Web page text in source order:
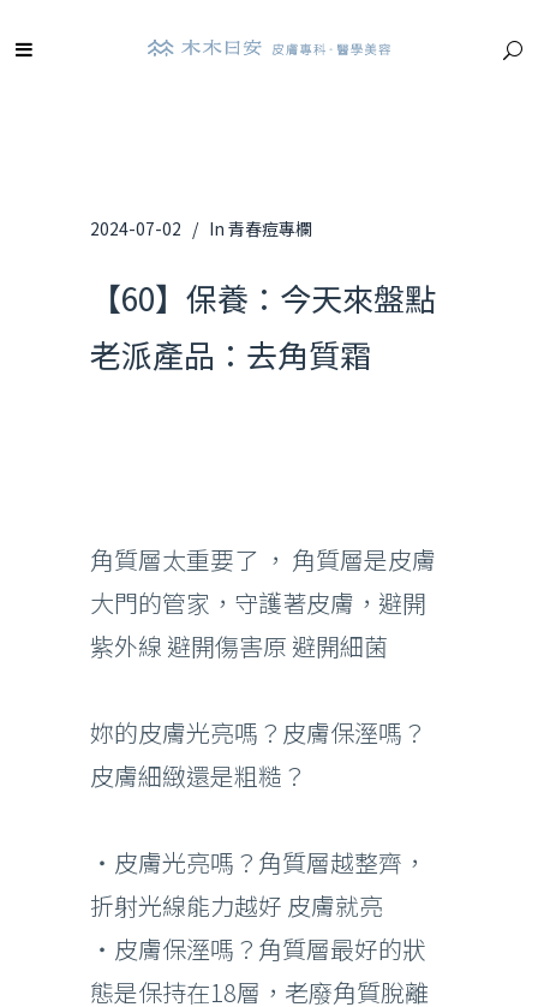
2024-07-02 In 青春痘專欄
【60】保養：今天來盤點
老派產品：去角質霜
角質層太重要了 ， 角質層是皮膚
大門的管家，守護著皮膚，避開
紫外線 避開傷害原 避開細菌
妳的皮膚光亮嗎？皮膚保溼嗎？
皮膚細緻還是粗糙？
・皮膚光亮嗎？角質層越整齊，
折射光線能力越好 皮膚就亮
・皮膚保溼嗎？角質層最好的狀
態是保持在18層，老廢角質脫離